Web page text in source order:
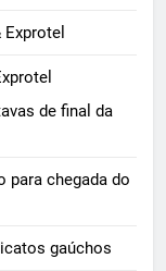
de final da
para chegada do
gaúchos